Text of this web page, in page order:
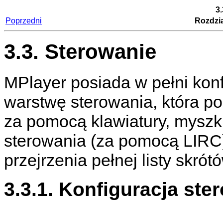
Poprzedni
3.3. Sterowanie
MPlayer posiada w pełni
warstwę sterowania, która
za pomocą klawiatury,
sterowania (za pomocą
przejrzenia pełnej listy
3.3.1. Konfiguracja